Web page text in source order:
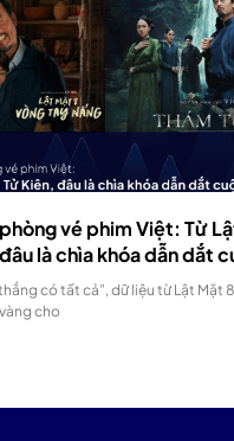
vé phim Việt: Từ
là chìa khóa dẫn dắt
có tất cả”, dữ liệu từ Lật Mặt 8
cho